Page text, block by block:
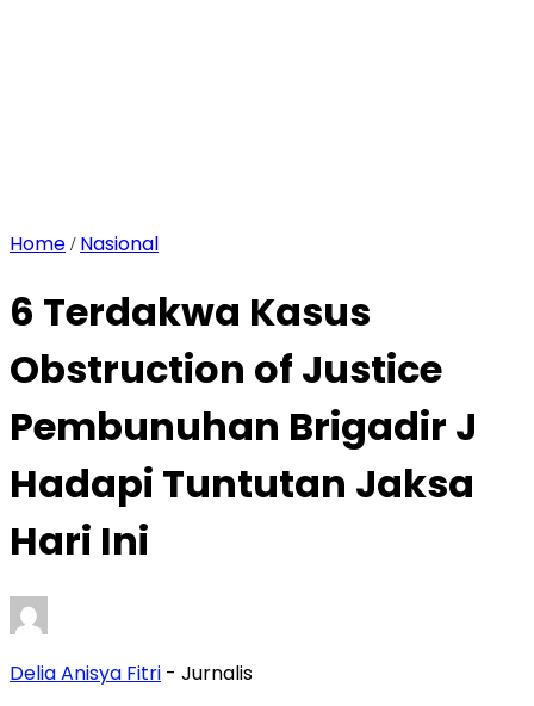
Home / Nasional
6 Terdakwa Kasus
Obstruction of Justice
Pembunuhan Brigadir J
Hadapi Tuntutan Jaksa
Hari Ini
Delia Anisya Fitri - Jurnalis